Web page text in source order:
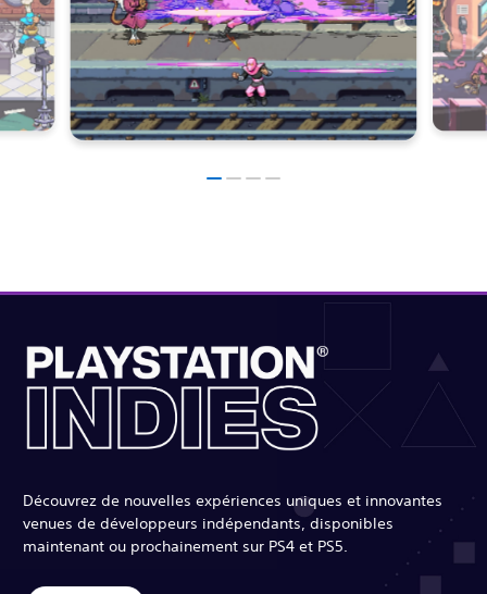
Découvrez de nouvelles expériences uniques et innovantes
venues de développeurs indépendants, disponibles
maintenant ou prochainement sur PS4 et PS5.